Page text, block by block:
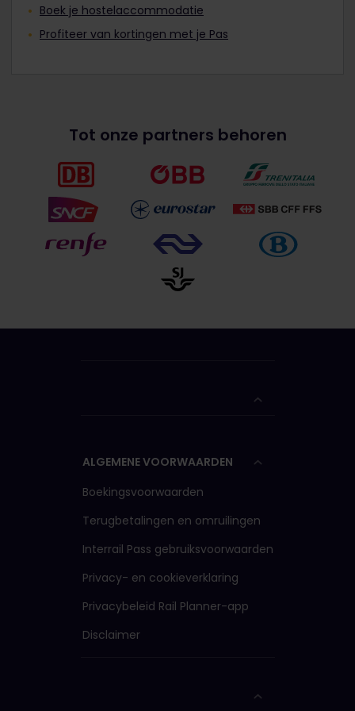
Boek je hostelaccommodatie
Profiteer van kortingen met je Pas
Tot onze partners behoren
ALGEMENE VOORWAARDEN
Boekingsvoorwaarden
Terugbetalingen en omruilingen
Interrail Pass gebruiksvoorwaarden
Privacy- en cookieverklaring
Privacybeleid Rail Planner-app
Disclaimer